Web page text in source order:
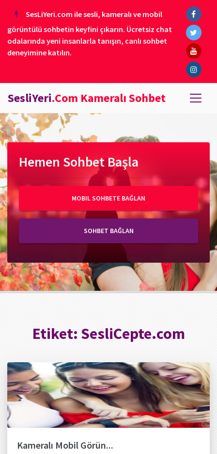
SesLiYeri.com ile sesli, kameralı ve mobil
görüntülü sohbetin keyfini çıkarın. Ücretsiz chat
odalarında yeni insanlarla tanışın, canlı sohbet
deneyimine katılın.
SesliYeri.Com Kameralı Sohbet
Hemen Sohbet Başla
MOBIL SOHBETE BAĞLAN
SOHBET BAĞLAN
Etiket: SesliCepte.com
Kameralı Mobil Görün...